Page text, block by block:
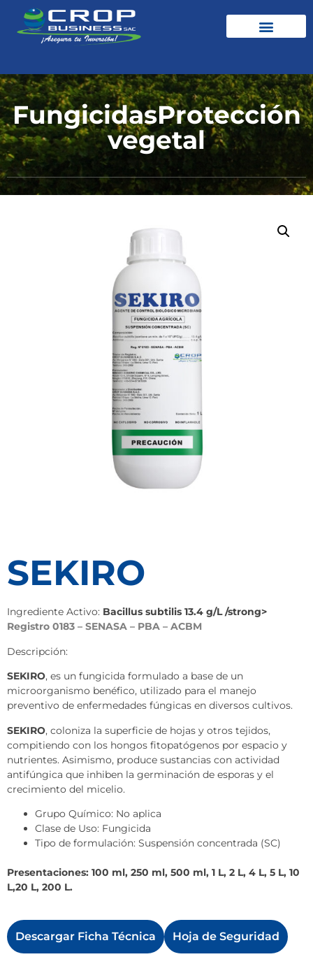
FungicidasProtección
vegetal
SEKIRO
Ingrediente Activo: Bacillus subtilis 13.4 g/L /strong>
Registro 0183 – SENASA – PBA – ACBM
Descripción:
SEKIRO, es un fungicida formulado a base de un
microorganismo benéfico, utilizado para el manejo
preventivo de enfermedades fúngicas en diversos cultivos.
SEKIRO, coloniza la superficie de hojas y otros tejidos,
compitiendo con los hongos fitopatógenos por espacio y
nutrientes. Asimismo, produce sustancias con actividad
antifúngica que inhiben la germinación de esporas y el
crecimiento del micelio.
Grupo Químico: No aplica
Clase de Uso: Fungicida
Tipo de formulación: Suspensión concentrada (SC)
Presentaciones: 100 ml, 250 ml, 500 ml, 1 L, 2 L, 4 L, 5 L, 10
L,20 L, 200 L.
Descargar Ficha Técnica Hoja de Seguridad